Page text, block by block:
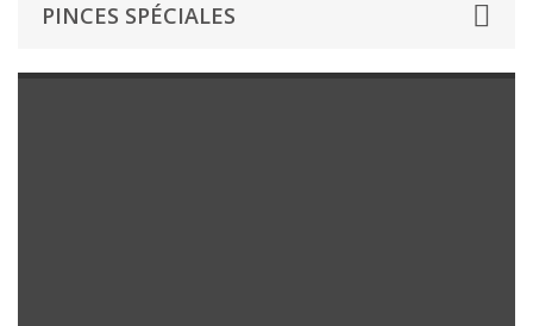
PINCES SPÉCIALES